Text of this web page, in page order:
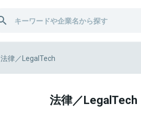
法律／LegalTech
法律／LegalTech